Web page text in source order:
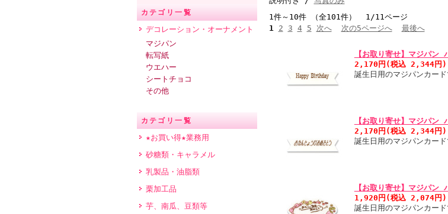
カテゴリ一覧
デコレーション・オーナメント
マジパン
転写紙
ウエハー
シートチョコ
その他
カテゴリ一覧
★お買い得★業務用
砂糖類・キャラメル
乳製品・油脂類
栗加工品
芋、南瓜、豆類等
1件～10件 （全101件） 1/11ページ
1
2 3 4 5 次へ 次の5ページへ 最後へ
【お取り寄せ】マジパ
2,170円(税込 2,344円)
誕生日用のマジパンカード
【お取り寄せ】マジパ
2,170円(税込 2,344円)
誕生日用のマジパンカード
【お取り寄せ】マジパ
1,920円(税込 2,074円)
誕生日用のマジパンカード